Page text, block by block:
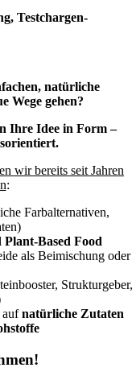
Testchargen-
natürliche
Wege gehen?
Ihre Idee in Form –
wir bereits seit Jahren
:
Farbalternativen,
Plant-Based Food
als Beimischung oder
Strukturgeber,
aufnatürliche Zutaten